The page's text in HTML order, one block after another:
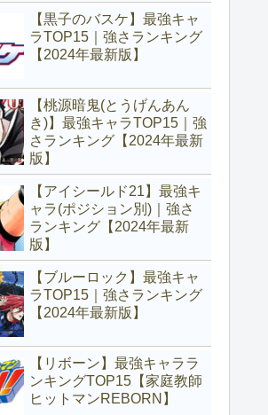
【黒子のバスケ】最強キャ
ラTOP15｜強さランキング
【2024年最新版】
【桃源暗鬼(とうげんあん
き)】最強キャラTOP15｜強
さランキング【2024年最新
版】
【アイシールド21】最強キ
ャラ(ポジション別)｜強さ
ランキング【2024年最新
版】
【ブルーロック】最強キャ
ラTOP15｜強さランキング
【2024年最新版】
【リボーン】最強キャララ
ンキングTOP15【家庭教師
ヒットマンREBORN】